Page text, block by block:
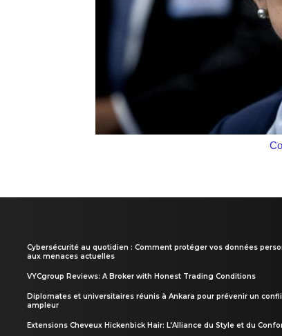
Cybersécurité au quotidien : Comment protéger vos données
aux menaces actuelles
VYCgroup Reviews: A Broker with Honest Trading Conditions
Diplomates et universitaires réunis à Ankara pour prévenir un
ampleur
Extensions Cheveux Hickenbick Hair: L’Alliance du Style et du